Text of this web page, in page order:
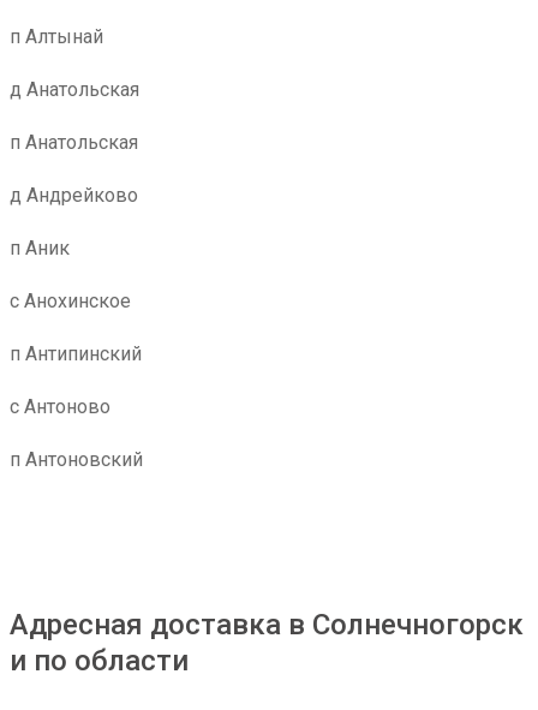
п Алтынай
д Анатольская
п Анатольская
д Андрейково
п Аник
с Анохинское
п Антипинский
с Антоново
п Антоновский
Адресная доставка в Солнечногорск
и по области